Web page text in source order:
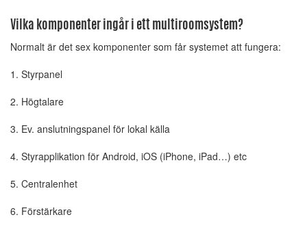
Vilka komponenter ingår i ett multiroomsystem?
Normalt är det sex komponenter som får systemet att fungera:
1. Styrpanel
2. Högtalare
3. Ev. anslutningspanel för lokal källa
4. Styrapplikation för Android, iOS (iPhone, iPad…) etc
5. Centralenhet
6. Förstärkare